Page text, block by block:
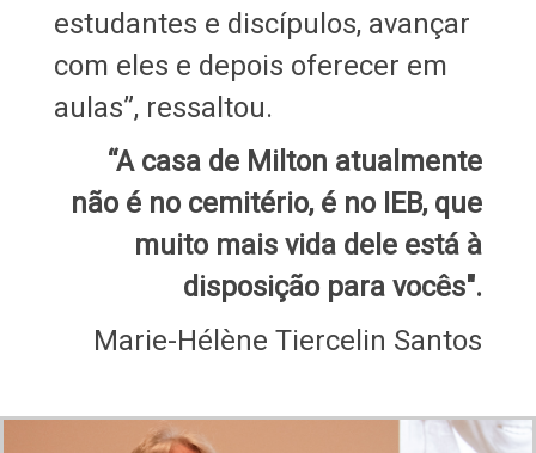
estudantes e discípulos, avançar
com eles e depois oferecer em
aulas”, ressaltou.
“A casa de Milton atualmente
não é no cemitério, é no IEB, que
muito mais vida dele está à
disposição para vocês".
Marie-Hélène Tiercelin Santos